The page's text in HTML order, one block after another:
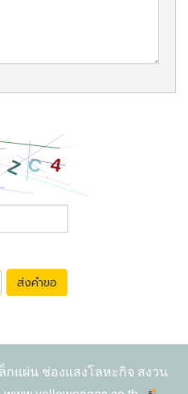
ส่งคำขอ
กแผ่น ช่องแสงโลหะกิจ สงวน